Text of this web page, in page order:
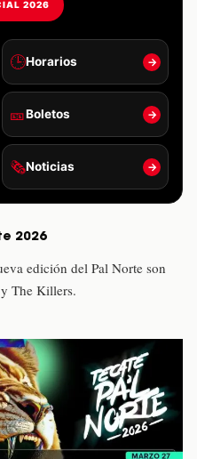
2026
🕒Horarios →
🎫Boletos →
🗞️Noticias →
2026
edición del Pal Norte son
y The Killers.